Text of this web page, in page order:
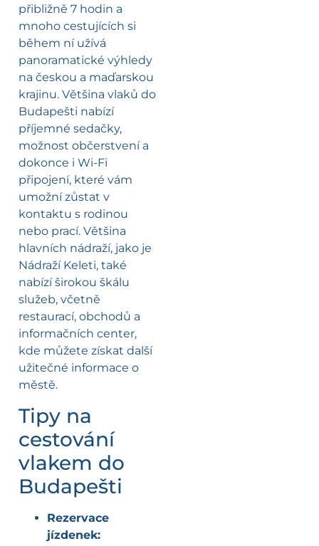
přibližně 7 hodin a
mnoho cestujících si
během ní užívá
panoramatické výhledy
na českou a maďarskou
krajinu. Většina vlaků do
Budapešti nabízí
příjemné sedačky,
možnost občerstvení a
dokonce i Wi-Fi
připojení, které vám
umožní zůstat v
kontaktu s rodinou
nebo prací. Většina
hlavních nádraží, jako je
Nádraží Keleti, také
nabízí širokou škálu
služeb, včetně
restaurací, obchodů a
informačních center,
kde můžete získat další
užitečné informace o
městě.
Tipy na
cestování
vlakem do
Budapešti
Rezervace
jízdenek: